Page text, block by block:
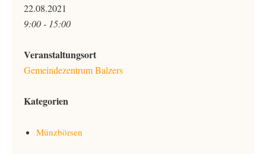
22.08.2021
9:00 - 15:00
Veranstaltungsort
Gemeindezentrum Balzers
Kategorien
Münzbörsen